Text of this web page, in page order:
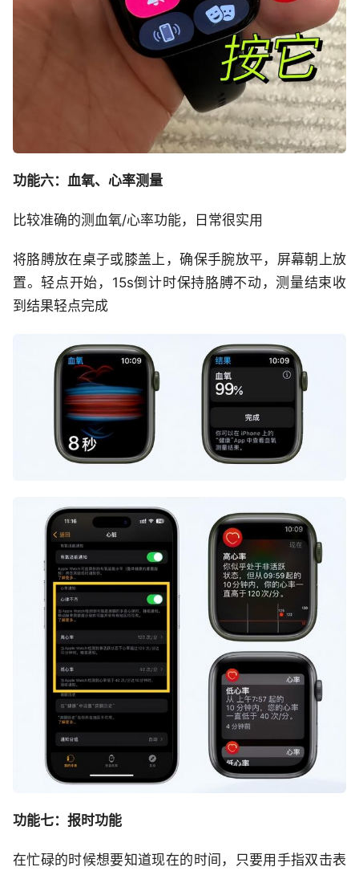
功能六：血氧、心率测量
比较准确的测血氧/心率功能，日常很实用
将胳膊放在桌子或膝盖上，确保手腕放平，屏幕朝上放
置。轻点开始，15s倒计时保持胳膊不动，测量结束收
到结果轻点完成
功能七：报时功能
在忙碌的时候想要知道现在的时间，只要用手指双击表